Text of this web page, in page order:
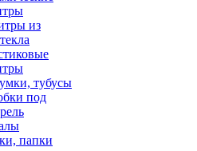
из
тубусы
под
папки